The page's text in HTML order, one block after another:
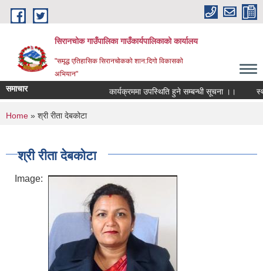
Skip to main content
सिरानचोक गाउँपालिका गाउँकार्यपालिकाको कार्यालय
"समृद्ध एतिहासिक सिरानचोकको शान:दिगो विकासको
अभियान"
समाचार कार्यक्रममा उपस्थिति हुने सम्बन्धी सूचना ।।
You are here
Home » श्री रीता देबकोटा
श्री रीता देबकोटा
Image: